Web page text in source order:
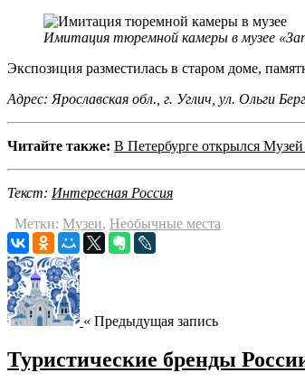
Имитация тюремной камеры в музее
Экспозиция разместилась в старом доме,
Адрес: Ярославская обл., г. Углич, ул. Ольги
Читайте также: В Петербурге открылся Музей
Текст: Интересная Россия
Метки: Музеи, Необычные места
« Предыдущая запись
Туристические бренды